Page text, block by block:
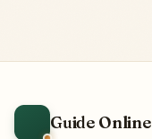
Guide Online